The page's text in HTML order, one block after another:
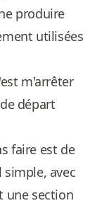
produire
utilisées
m'arrêter
départ
faire est de
simple, avec
une section